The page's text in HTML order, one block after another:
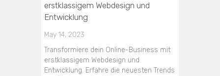
erstklassigem Webdesign und
Entwicklung
May 14, 2023
Transformiere dein Online-Business mit
erstklassigem Webdesign und
Entwicklung. Erfahre die neuesten Trends